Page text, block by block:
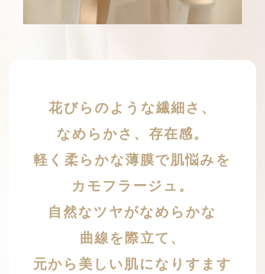
花びらのような繊細さ、
なめらかさ、存在感。
軽く柔らかな薄膜で肌悩みを
カモフラージュ。
自然なツヤがなめらかな
曲線を際立て、
元から美しい肌になりすます